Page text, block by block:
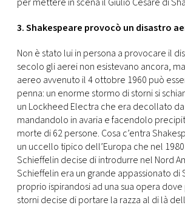
3. Shakespeare provocò un disastro
Non è stato lui in persona a provocare il
secolo gli aerei non esistevano ancora,
aereo avvenuto il 4 ottobre 1960 può
penna: un enorme stormo di storni si
un Lockheed Electra che era decollato
mandandolo in avaria e facendolo
morte di 62 persone. Cosa c’entra
un uccello tipico dell’Europa che nel
Schieffelin decise di introdurre nel Nord
Schieffelin era un grande appassionato di
proprio ispirandosi ad una sua opera
storni decise di portare la razza al di là